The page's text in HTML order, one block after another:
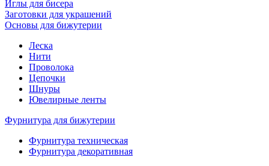
Иглы для бисера
Заготовки для украшений
Основы для бижутерии
Леска
Нити
Проволока
Цепочки
Шнуры
Ювелирные ленты
Фурнитура для бижутерии
Фурнитура техническая
Фурнитура декоративная